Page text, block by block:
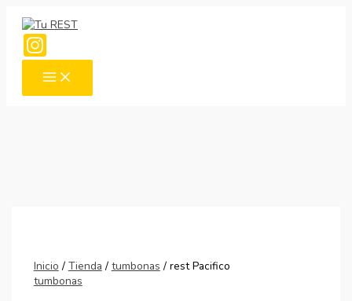
contenido
Inicio / Tienda / tumbonas / rest Pacifico
tumbonas